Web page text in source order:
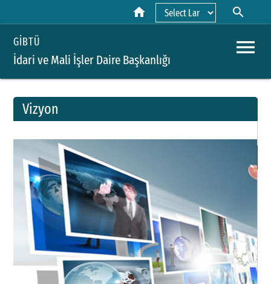
home search
GİBTÜ
İdari ve Mali İşler Daire Başkanlığı
menu
Vizyon